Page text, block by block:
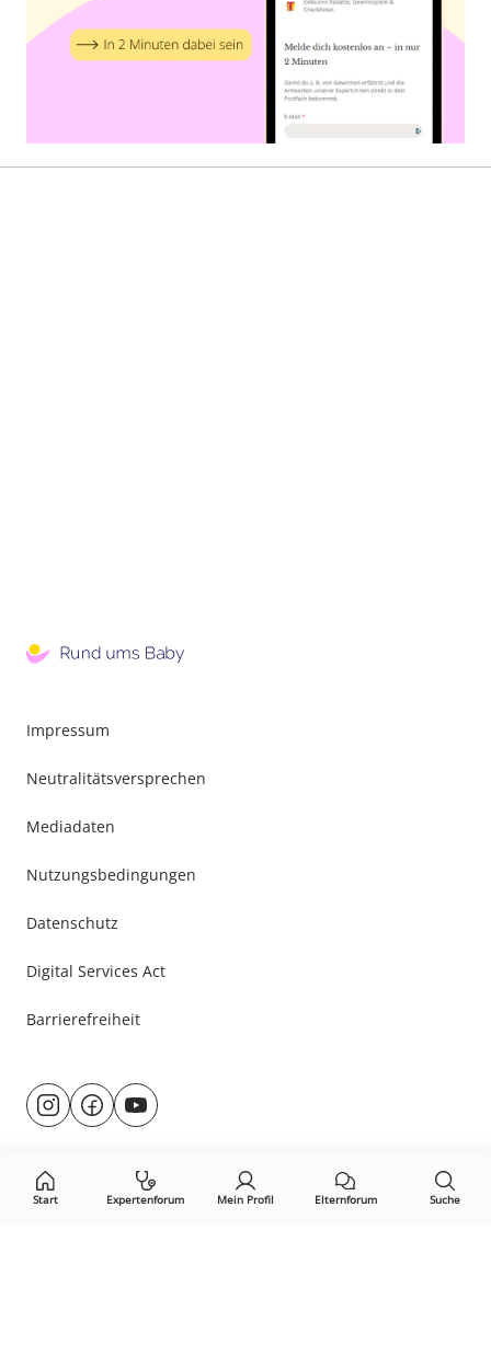
Start Expertenforum Mein Profil Elternforum Suche
Impressum
Neutralitätsversprechen
Mediadaten
Nutzungsbedingungen
Datenschutz
Digital Services Act
Barrierefreiheit
Besuche
uns@rund.ums.baby
facebook.com/rundumsbaby.de
youtube.com/@rundumsbaby_